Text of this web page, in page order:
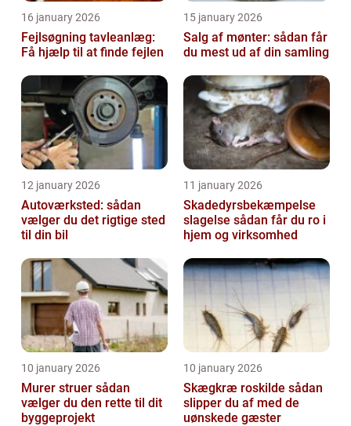
16 january 2026
Fejlsøgning tavleanlæg:
Få hjælp til at finde fejlen
15 january 2026
Salg af mønter: sådan får
du mest ud af din samling
12 january 2026
Autoværksted: sådan
vælger du det rigtige sted
til din bil
11 january 2026
Skadedyrsbekæmpelse
slagelse sådan får du ro i
hjem og virksomhed
10 january 2026
Murer struer sådan
vælger du den rette til dit
byggeprojekt
10 january 2026
Skægkræ roskilde sådan
slipper du af med de
uønskede gæster